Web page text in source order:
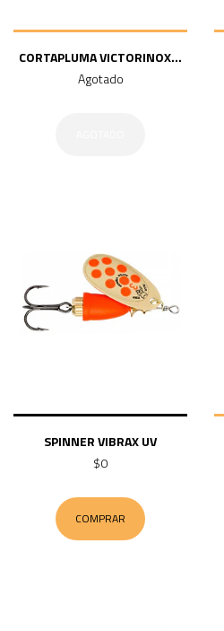
CORTAPLUMA VICTORINOX...
Agotado
SPINNER VIBRAX UV
$0
COMPRAR